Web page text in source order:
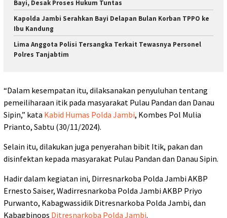
Bayi, Desak Proses Hukum Tuntas
Kapolda Jambi Serahkan Bayi Delapan Bulan Korban TPPO ke
Ibu Kandung
Lima Anggota Polisi Tersangka Terkait Tewasnya Personel
Polres Tanjabtim
“Dalam kesempatan itu, dilaksanakan penyuluhan tentang
pemeiliharaan itik pada masyarakat Pulau Pandan dan Danau
Sipin,” kata Kabid Humas Polda Jambi, Kombes Pol Mulia
Prianto, Sabtu (30/11/2024).
Selain itu, dilakukan juga penyerahan bibit Itik, pakan dan
disinfektan kepada masyarakat Pulau Pandan dan Danau Sipin.
Hadir dalam kegiatan ini, Dirresnarkoba Polda Jambi AKBP
Ernesto Saiser, Wadirresnarkoba Polda Jambi AKBP Priyo
Purwanto, Kabagwassidik Ditresnarkoba Polda Jambi, dan
Kabagbinops Ditresnarkoba Polda Jambi.